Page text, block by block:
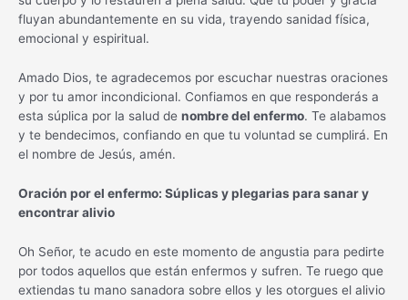
fluyan abundantemente en su vida, trayendo sanidad física,
emocional y espiritual.
Amado Dios, te agradecemos por escuchar nuestras oraciones
y por tu amor incondicional. Confiamos en que responderás a
esta súplica por la salud de nombre del enfermo. Te alabamos
y te bendecimos, confiando en que tu voluntad se cumplirá. En
el nombre de Jesús, amén.
Oración por el enfermo: Súplicas y plegarias para sanar y
encontrar alivio
Oh Señor, te acudo en este momento de angustia para pedirte
por todos aquellos que están enfermos y sufren. Te ruego que
extiendas tu mano sanadora sobre ellos y les otorgues el alivio